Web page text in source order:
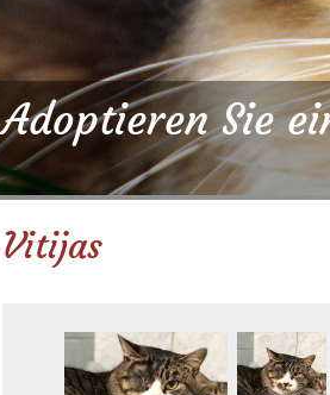
Adoptieren Sie
Vitijas